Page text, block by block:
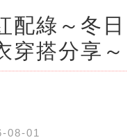
配綠～冬日
穿搭分享～
08-01